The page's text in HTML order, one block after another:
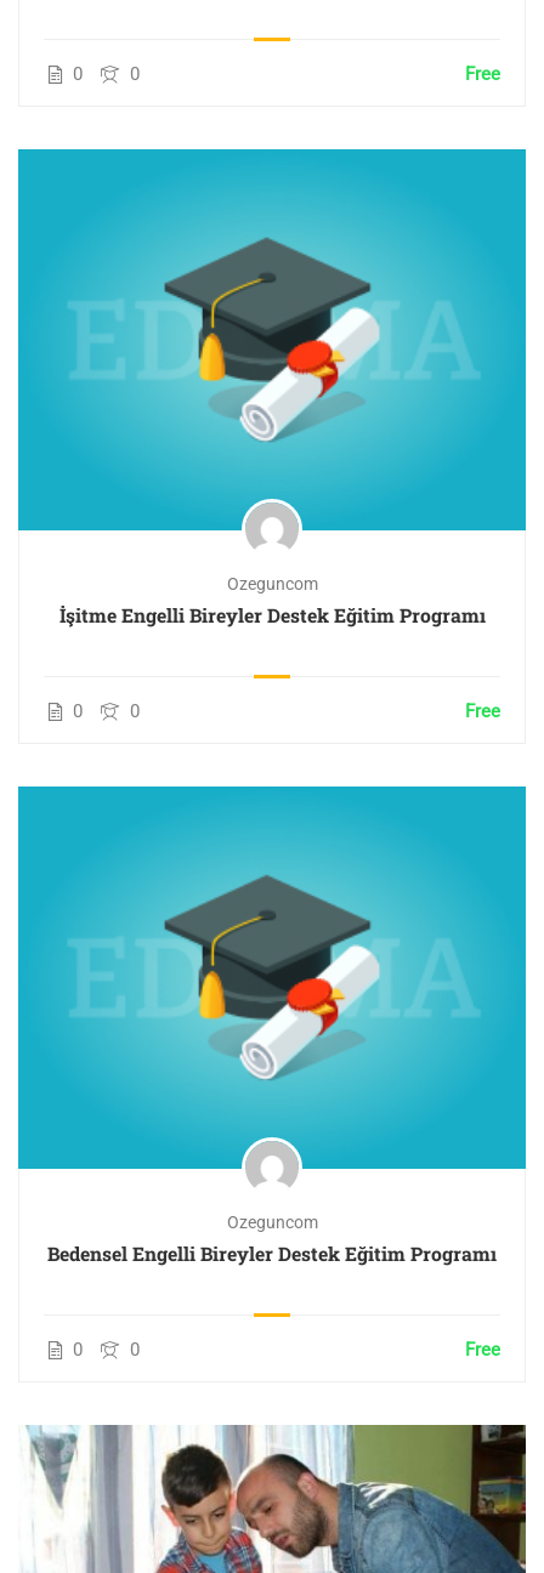
0 0 Free
Ozeguncom
İşitme Engelli Bireyler Destek Eğitim Programı
0 0 Free
Ozeguncom
Bedensel Engelli Bireyler Destek Eğitim Programı
0 0 Free